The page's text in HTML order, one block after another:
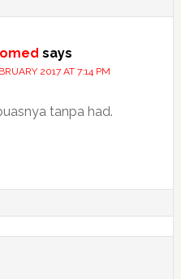
says
2017 AT 7:14 PM
tanpa had.